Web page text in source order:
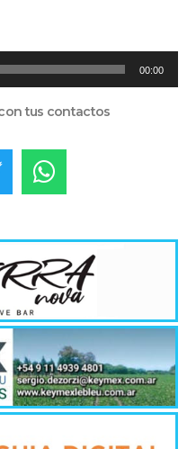
00:00
tus contactos